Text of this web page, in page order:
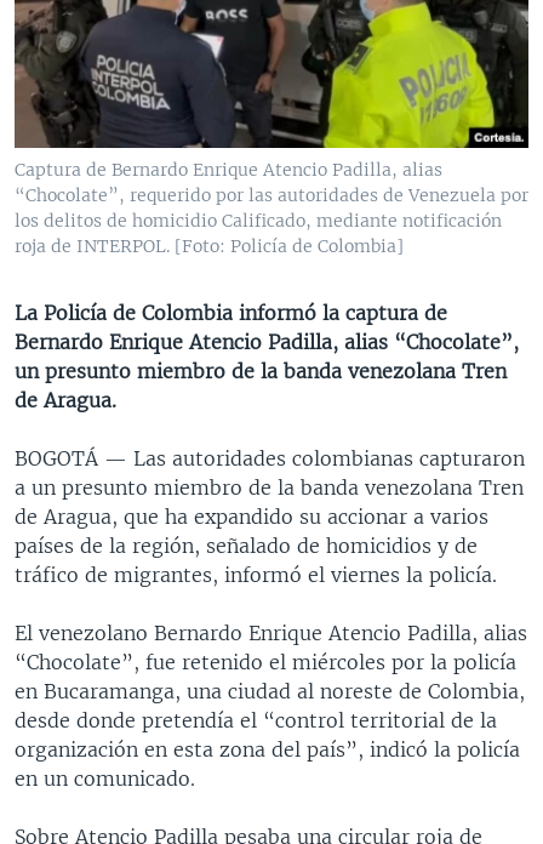
VENEZUELA
BRASIL
NICARAGUA
ECONOMÍA
ENTRETENIMIENTO Y CULTURA
TECNOLOGÍA
DEPORTES
CIENCIA Y SALUD
MULTIMEDIA
VIDEOS
FOTOGRAFÍA
AUDIOS
PROGRAMAS TV
EL MUNDO AL DÍA
FORO INTERAMERICANO
VISIÓN 360
LAS CLAVES
RADIO
AVANCE INFORMATIVO
AUDIONOTICIAS
BUENOS DÍAS AMÉRICA
EL MUNDO AL DÍA [RADIO]
FORO [RADIO]
DEPORTIVO INTERNACIONAL
NOTA ECONÓMICA
ENTRETENIMIENTO
DIRECT
DOCUMENTALES DE LA VOA
Learning English
SÍGANOS
Captura de Bernardo Enrique Atencio Padilla, alias
“Chocolate”, requerido por las autoridades de Venezuela por
los delitos de homicidio Calificado, mediante notificación
roja de INTERPOL. [Foto: Policía de Colombia]
La Policía de Colombia informó la captura de
Bernardo Enrique Atencio Padilla, alias “Chocolate”,
un presunto miembro de la banda venezolana Tren
de Aragua.
BOGOTÁ — Las autoridades colombianas capturaron
a un presunto miembro de la banda venezolana Tren
de Aragua, que ha expandido su accionar a varios
países de la región, señalado de homicidios y de
tráfico de migrantes, informó el viernes la policía.
El venezolano Bernardo Enrique Atencio Padilla, alias
“Chocolate”, fue retenido el miércoles por la policía
en Bucaramanga, una ciudad al noreste de Colombia,
desde donde pretendía el “control territorial de la
organización en esta zona del país”, indicó la policía
en un comunicado.
Sobre Atencio Padilla pesaba una circular roja de